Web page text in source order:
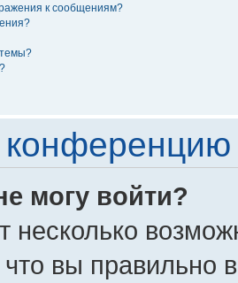
к сообщениям?
могу войти?
несколько
вы правильно